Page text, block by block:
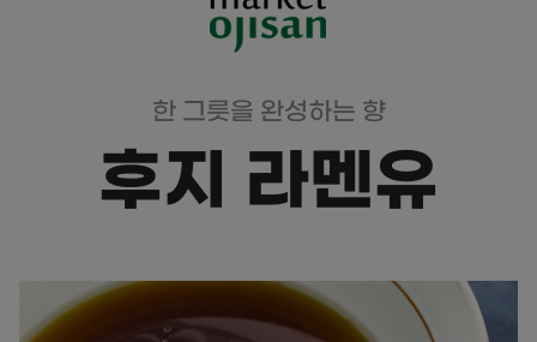
한 그릇을 완성하는 향
후지 라멘유